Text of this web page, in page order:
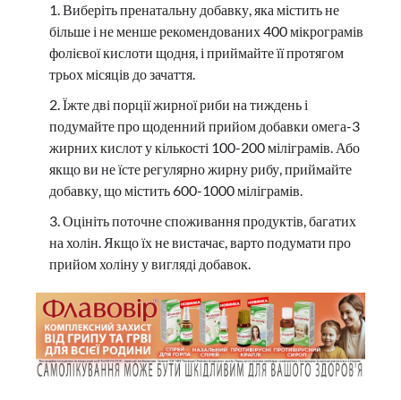
Виберіть пренатальну добавку, яка містить не
більше і не менше рекомендованих 400 мікрограмів
фолієвої кислоти щодня, і приймайте її протягом
трьох місяців до зачаття.
Їжте дві порції жирної риби на тиждень і
подумайте про щоденний прийом добавки омега-3
жирних кислот у кількості 100-200 міліграмів. Або
якщо ви не їсте регулярно жирну рибу, приймайте
добавку, що містить 600-1000 міліграмів.
Оцініть поточне споживання продуктів, багатих
на холін. Якщо їх не вистачає, варто подумати про
прийом холіну у вигляді добавок.